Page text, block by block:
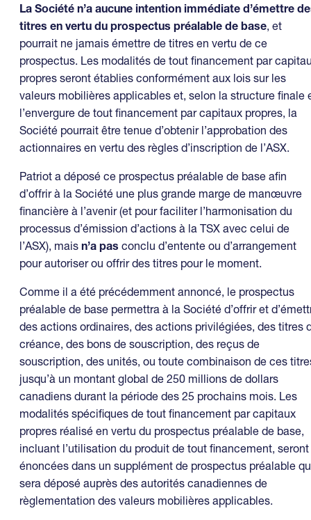
La Société n’a aucune intention immédiate d’émettre
titres en vertu du prospectus préalable de base, et
pourrait ne jamais émettre de titres en vertu de ce
prospectus. Les modalités de tout financement par
propres seront établies conformément aux lois sur les
valeurs mobilières applicables et, selon la structure finale
l’envergure de tout financement par capitaux propres, la
Société pourrait être tenue d’obtenir l’approbation des
actionnaires en vertu des règles d’inscription de l’ASX.
Patriot a déposé ce prospectus préalable de base afin
d’offrir à la Société une plus grande marge de manœuvre
financière à l’avenir (et pour faciliter l’harmonisation du
processus d’émission d’actions à la TSX avec celui de
l’ASX), mais n’a pas conclu d’entente ou d’arrangement
pour autoriser ou offrir des titres pour le moment.
Comme il a été précédemment annoncé, le prospectus
préalable de base permettra à la Société d’offrir et
des actions ordinaires, des actions privilégiées, des titres
créance, des bons de souscription, des reçus de
souscription, des unités, ou toute combinaison de ces
jusqu’à un montant global de 250 millions de dollars
canadiens durant la période des 25 prochains mois. Les
modalités spécifiques de tout financement par capitaux
propres réalisé en vertu du prospectus préalable de base,
incluant l’utilisation du produit de tout financement, seront
énoncées dans un supplément de prospectus préalable
sera déposé auprès des autorités canadiennes de
règlementation des valeurs mobilières applicables.